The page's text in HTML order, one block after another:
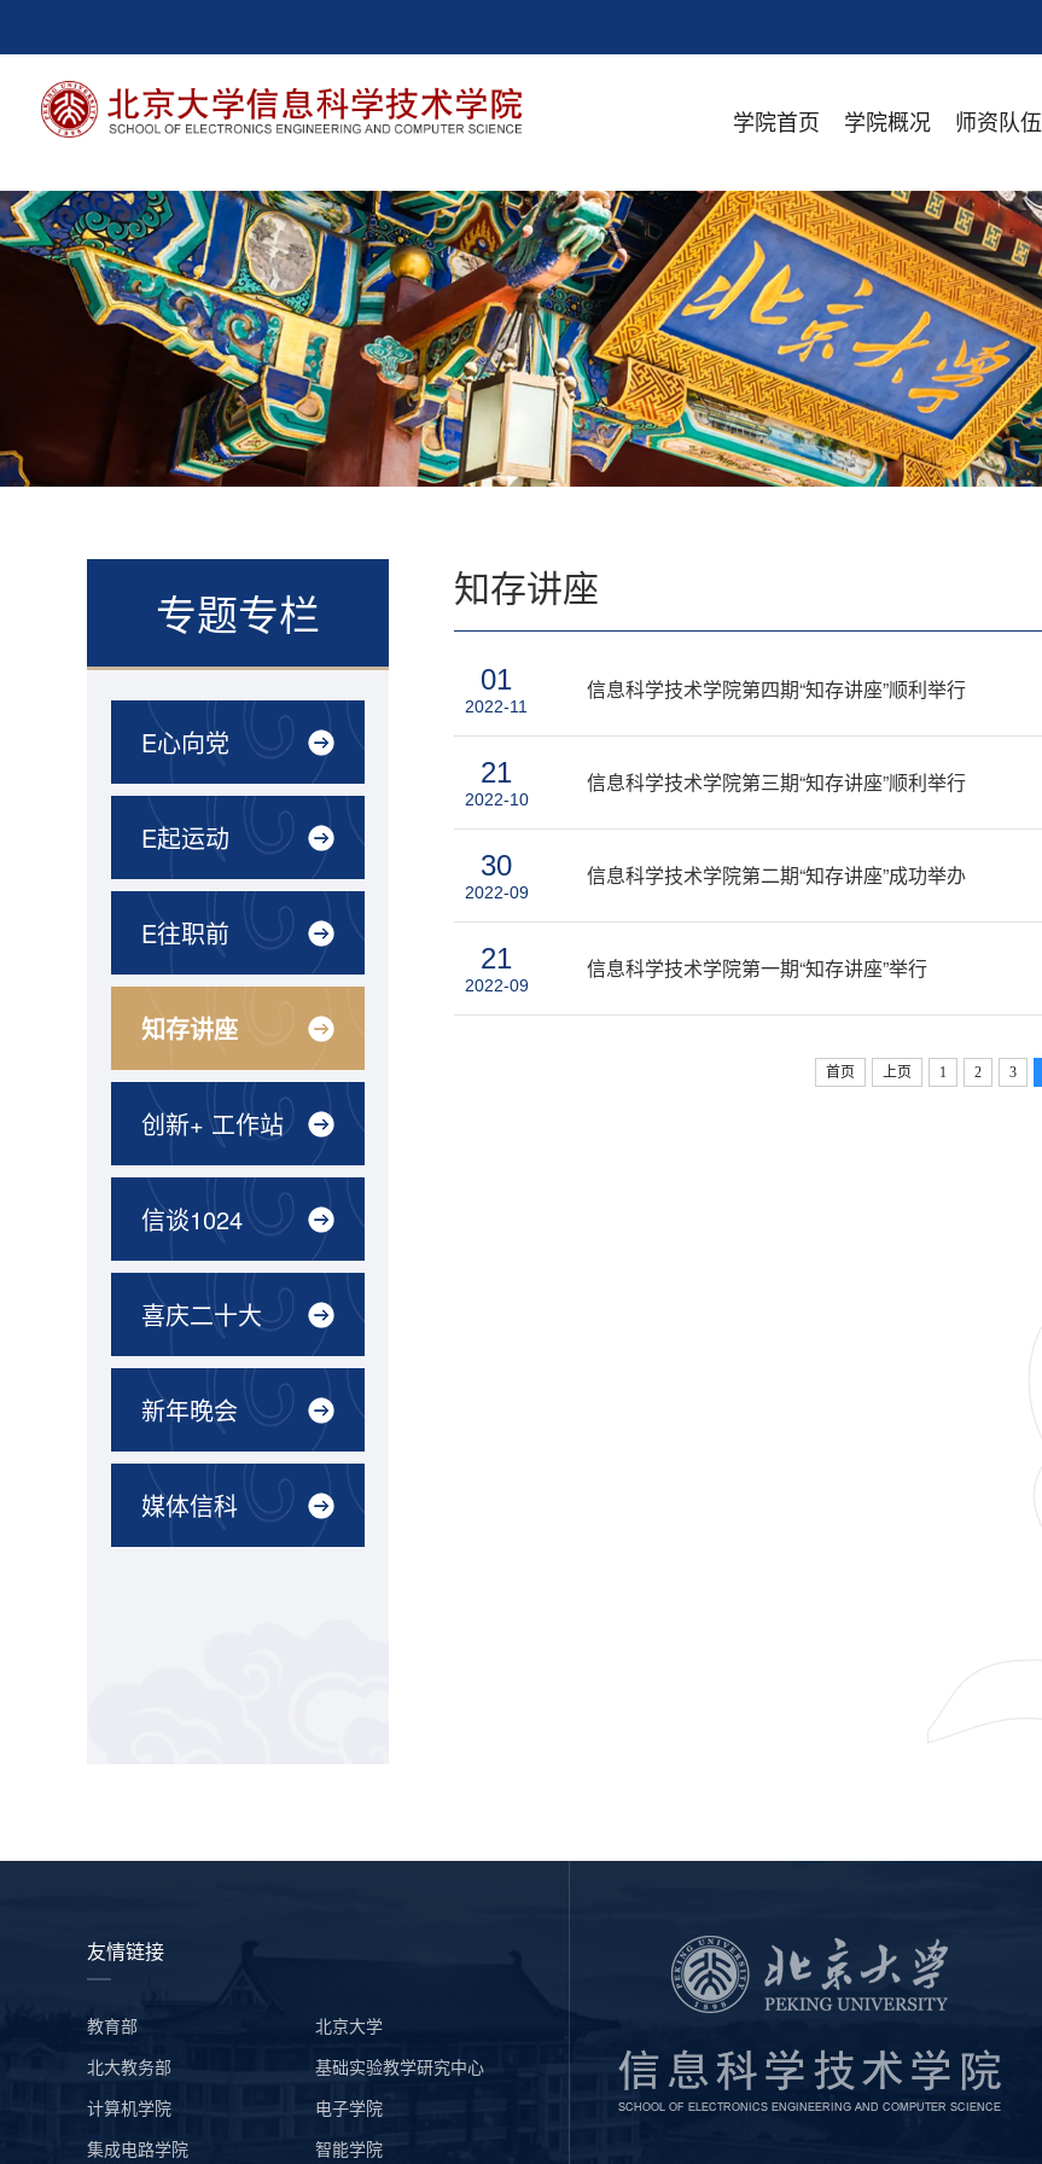
学院首页 学院概况 师资队伍
专题专栏
E心向党
E起运动
E往职前
知存讲座
创新+ 工作站
信谈1024
喜庆二十大
新年晚会
媒体信科
知存讲座
01
2022-11
信息科学技术学院第四期“知存讲座”顺利举行
21
2022-10
信息科学技术学院第三期“知存讲座”顺利举行
30
2022-09
信息科学技术学院第二期“知存讲座”成功举办
21
2022-09
信息科学技术学院第一期“知存讲座”举行
首页 上页 1 2 3
友情链接
教育部
北京大学
北大教务部
基础实验教学研究中心
计算机学院
电子学院
集成电路学院
智能学院